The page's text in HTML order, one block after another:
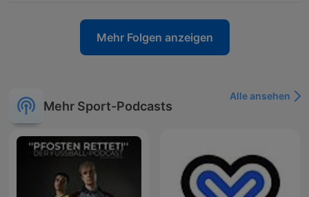
Mehr Folgen anzeigen
Mehr Sport-Podcasts
Alle ansehen